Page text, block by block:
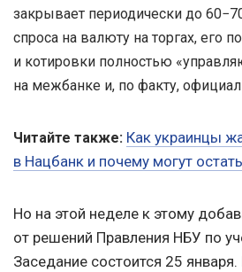
закрывает периодически до
спроса на валюту на торгах, его
и котировки полностью
на межбанке и, по факту,
Читайте также: Как украинцы
в Нацбанк и почему могут
Но на этой неделе к этому
от решений Правления НБУ по
Заседание состоится 25